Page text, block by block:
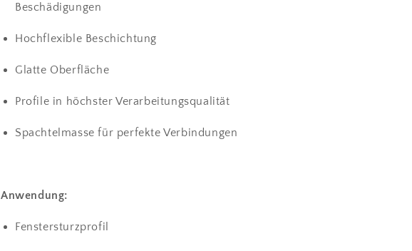
Beschädigungen
Hochflexible Beschichtung
Glatte Oberfläche
Profile in höchster Verarbeitungsqualität
Spachtelmasse für perfekte Verbindungen
Anwendung:
Fenstersturzprofil